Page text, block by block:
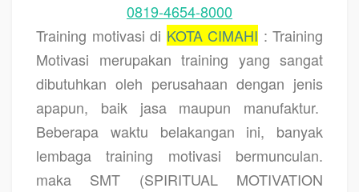
0819-4654-8000
Training motivasi di KOTA CIMAHI : Training
Motivasi merupakan training yang sangat
dibutuhkan oleh perusahaan dengan jenis
apapun, baik jasa maupun manufaktur.
Beberapa waktu belakangan ini, banyak
lembaga training motivasi bermunculan.
maka SMT (SPIRITUAL MOTIVATION